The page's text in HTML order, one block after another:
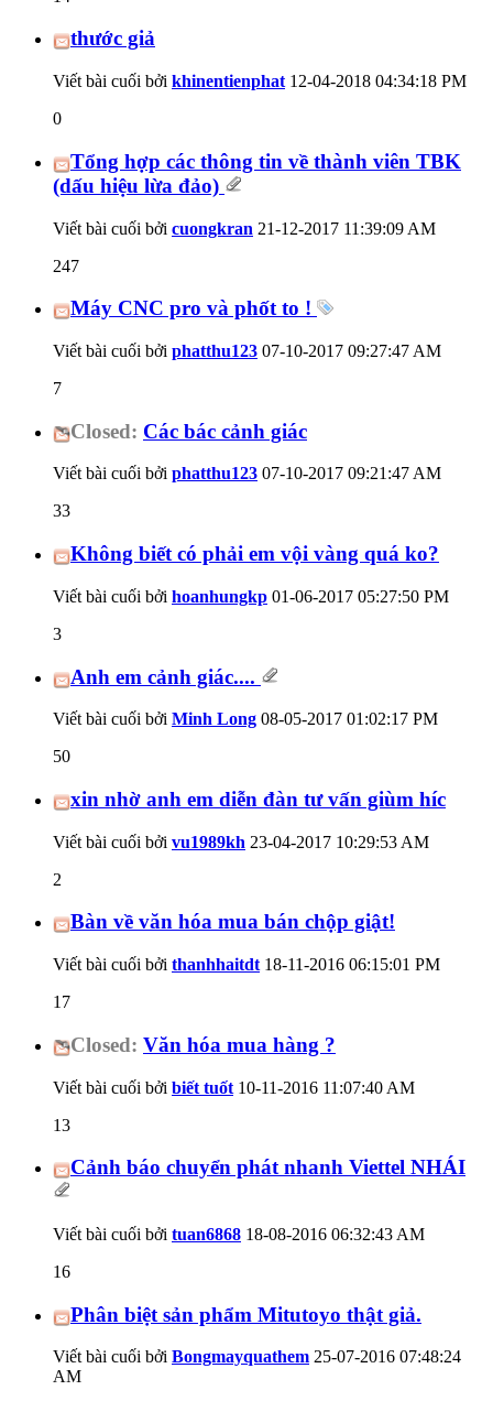
thước giả
Viết bài cuối bởi khinentienphat 12-04-2018 04:34:18 PM
0
Tổng hợp các thông tin về thành viên TBK
(dấu hiệu lừa đảo)
Viết bài cuối bởi cuongkran 21-12-2017 11:39:09 AM
247
Máy CNC pro và phốt to !
Viết bài cuối bởi phatthu123 07-10-2017 09:27:47 AM
7
Closed: Các bác cảnh giác
Viết bài cuối bởi phatthu123 07-10-2017 09:21:47 AM
33
Không biết có phải em vội vàng quá ko?
Viết bài cuối bởi hoanhungkp 01-06-2017 05:27:50 PM
3
Anh em cảnh giác....
Viết bài cuối bởi Minh Long 08-05-2017 01:02:17 PM
50
xin nhờ anh em diễn đàn tư vấn giùm híc
Viết bài cuối bởi vu1989kh 23-04-2017 10:29:53 AM
2
Bàn về văn hóa mua bán chộp giật!
Viết bài cuối bởi thanhhaitdt 18-11-2016 06:15:01 PM
17
Closed: Văn hóa mua hàng ?
Viết bài cuối bởi biết tuốt 10-11-2016 11:07:40 AM
13
Cảnh báo chuyển phát nhanh Viettel NHÁI
Viết bài cuối bởi tuan6868 18-08-2016 06:32:43 AM
16
Phân biệt sản phẩm Mitutoyo thật giả.
Viết bài cuối bởi Bongmayquathem 25-07-2016 07:48:24
AM